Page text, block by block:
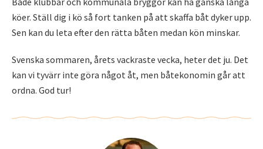
köer. Ställ dig i kö så fort tanken på att skaffa båt dyker upp.
Sen kan du leta efter den rätta båten medan kön minskar.
Svenska sommaren, årets vackraste vecka, heter det ju. Det
kan vi tyvärr inte göra något åt, men båtekonomin går att
ordna. God tur!